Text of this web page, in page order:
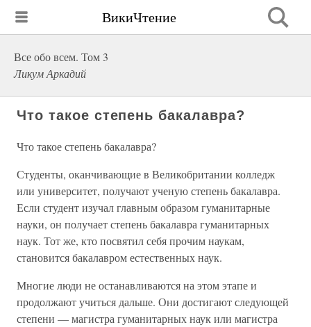
ВикиЧтение
Все обо всем. Том 3
Ликум Аркадий
Что такое степень бакалавра?
Что такое степень бакалавра?
Студенты, оканчивающие в Великобритании колледж
или университет, получают ученую степень бакалавра.
Если студент изучал главным образом гуманитарные
науки, он получает степень бакалавра гуманитарных
наук. Тот же, кто посвятил себя прочим наукам,
становится бакалавром естественных наук.
Многие люди не останавливаются на этом этапе и
продолжают учиться дальше. Они достигают следующей
степени — магистра гуманитарных наук или магистра